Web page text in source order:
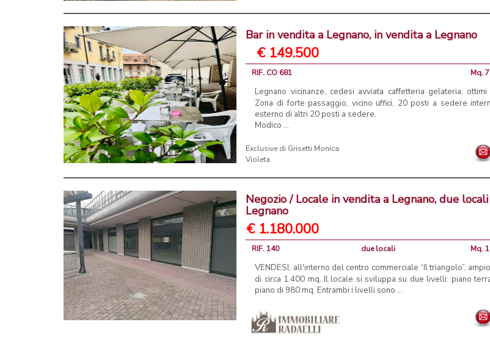
Bar in vendita a Legnano, in vendita a Legnano
€ 149.500
RIF. CO 681 Mq.
Legnano vicinanze, cedesi avviata caffetteria gelateria,
Zona di forte passaggio, vicino uffici, 20 posti a sedere
esterno di altri 20 posti a sedere.
Modico ...
Exclusive di Grisetti Monica
Violeta
Negozio / Locale in vendita a Legnano, due
Legnano
€ 1.180.000
RIF. 140 due locali Mq.
VENDESI, all'interno del centro commerciale “Il triangolo”,
di circa 1.400 mq. Il locale si sviluppa su due livelli: piano
piano di 980 mq. Entrambi i livelli sono ...